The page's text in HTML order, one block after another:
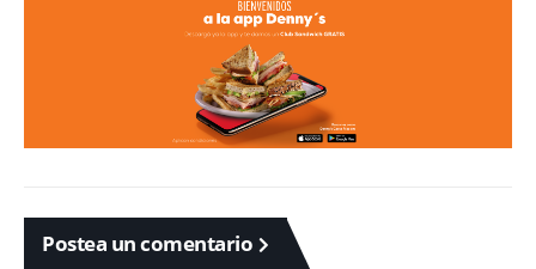
Postea un comentario